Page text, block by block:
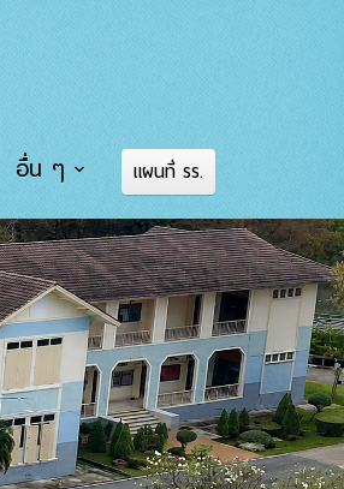
อื่น ๆ แผนที่ รร.